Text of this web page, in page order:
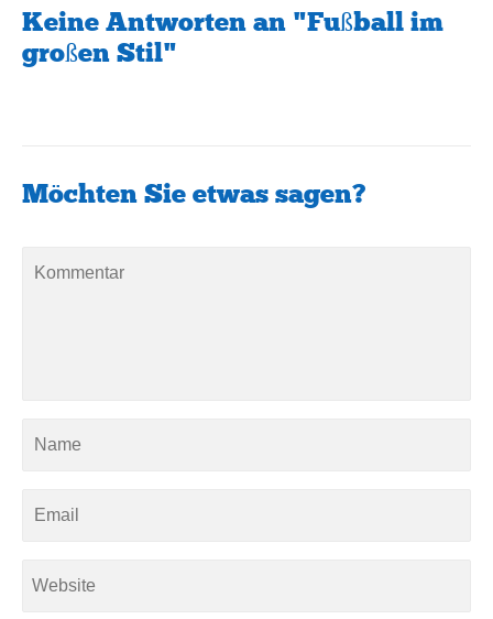
Keine Antworten an "Fußball im
großen Stil"
Möchten Sie etwas sagen?